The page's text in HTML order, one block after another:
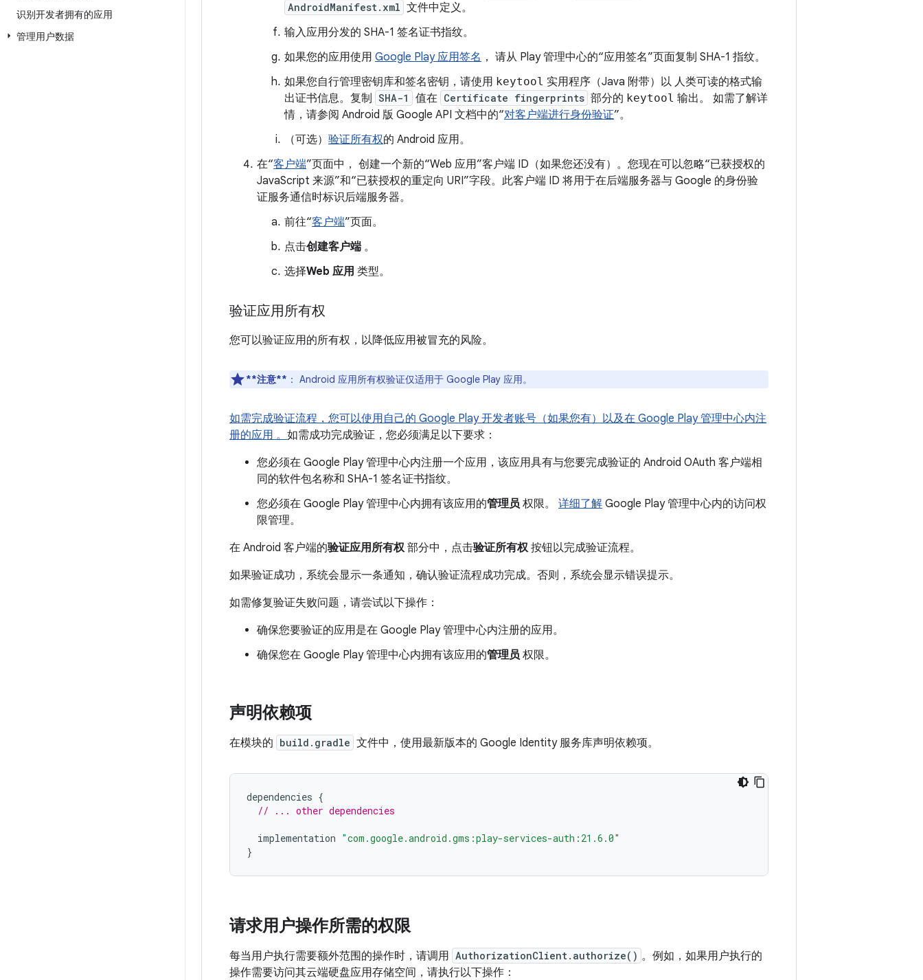
识别开发者拥有的应用
管理用户数据
AndroidManifest.xml 文件中定义。
输入应用分发的 SHA-1 签名证书指纹。
如果您的应用使用 Google Play 应用签名 ， 请从 Play 管理中心的“应用签名”页面复制 SHA-1 指纹。
如果您自行管理密钥库和签名密钥，请使用 keytool 实用程序（Java 附带）以 人类可读的格式输
出证书信息。复制 SHA-1 值在 Certificate fingerprints 部分的 keytool 输出。 如需了解详
情，请参阅 Android 版 Google API 文档中的“对客户端进行身份验证”。
（可选） 验证所有权的 Android 应用。
在“客户端”页面中， 创建一个新的“Web 应用”客户端 ID（如果您还没有）。您现在可以忽略“已获授权的
JavaScript 来源”和“已获授权的重定向 URI”字段。此客户端 ID 将用于在后端服务器与 Google 的身份验
证服务通信时标识后端服务器。
前往“客户端”页面。
点击创建客户端 。
选择Web 应用 类型。
验证应用所有权
您可以验证应用的所有权，以降低应用被冒充的风险。
**注意** ： Android 应用所有权验证仅适用于 Google Play 应用。
如需完成验证流程，您可以使用自己的 Google Play 开发者账号（如果您有）以及在 Google Play 管理中心内注
册的应用 。 如需成功完成验证，您必须满足以下要求：
您必须在 Google Play 管理中心内注册一个应用，该应用具有与您要完成验证的 Android OAuth 客户端相
同的软件包名称和 SHA-1 签名证书指纹。
您必须在 Google Play 管理中心内拥有该应用的管理员权限。 详细了解 Google Play 管理中心内的访问权
限管理。
在 Android 客户端的验证应用所有权部分中，点击验证所有权按钮以完成验证流程。
如果验证成功，系统会显示一条通知，确认验证流程成功完成。否则，系统会显示错误提示。
如需修复验证失败问题，请尝试以下操作：
确保您要验证的应用是在 Google Play 管理中心内注册的应用。
确保您在 Google Play 管理中心内拥有该应用的管理员权限。
声明依赖项
在模块的 build.gradle 文件中，使用最新版本的 Google Identity 服务库声明依赖项。
dependencies {
// ... other dependencies
implementation "com.google.android.gms:play-services-auth:21.6.0"
}
请求用户操作所需的权限
每当用户执行需要额外范围的操作时，请调用 AuthorizationClient.authorize() 。例如，如果用户执行的
操作需要访问其云端硬盘应用存储空间，请执行以下操作：